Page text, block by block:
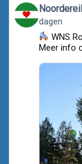
View
post
by
Noordereiland.org
Bluesky
dagen
WNS
Meer info